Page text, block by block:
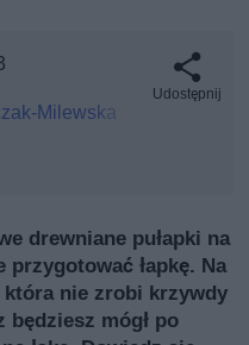
Milewska
Udostępnij
drewniane pułapki na
łapkę. Na
która nie zrobi krzywdy
mógł po